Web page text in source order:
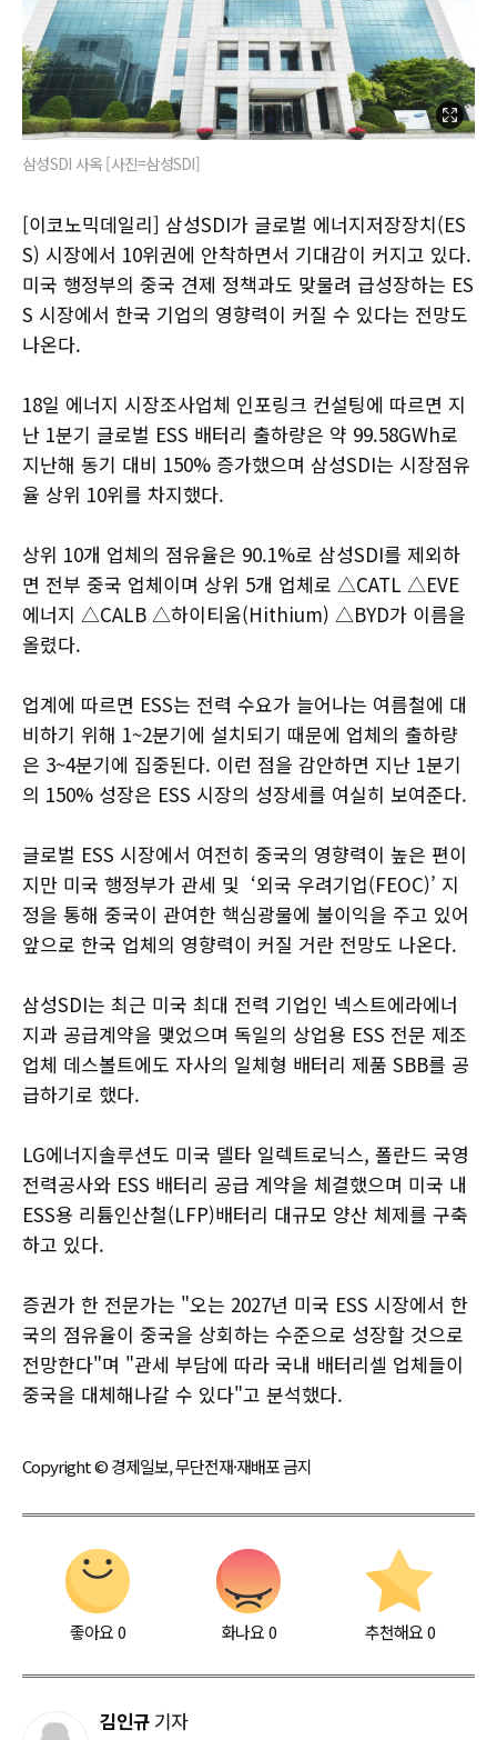
삼성SDI 사옥 [사진=삼성SDI]
[이코노믹데일리] 삼성SDI가 글로벌 에너지저장장치(ES
S) 시장에서 10위권에 안착하면서 기대감이 커지고 있다.
미국 행정부의 중국 견제 정책과도 맞물려 급성장하는 ES
S 시장에서 한국 기업의 영향력이 커질 수 있다는 전망도
나온다.
18일 에너지 시장조사업체 인포링크 컨설팅에 따르면 지
난 1분기 글로벌 ESS 배터리 출하량은 약 99.58GWh로
지난해 동기 대비 150% 증가했으며 삼성SDI는 시장점유
율 상위 10위를 차지했다.
상위 10개 업체의 점유율은 90.1%로 삼성SDI를 제외하
면 전부 중국 업체이며 상위 5개 업체로 △CATL △EVE
에너지 △CALB △하이티움(Hithium) △BYD가 이름을
올렸다.
업계에 따르면 ESS는 전력 수요가 늘어나는 여름철에 대
비하기 위해 1~2분기에 설치되기 때문에 업체의 출하량
은 3~4분기에 집중된다. 이런 점을 감안하면 지난 1분기
의 150% 성장은 ESS 시장의 성장세를 여실히 보여준다.
글로벌 ESS 시장에서 여전히 중국의 영향력이 높은 편이
지만 미국 행정부가 관세 및 ‘외국 우려기업(FEOC)’ 지
정을 통해 중국이 관여한 핵심광물에 불이익을 주고 있어
앞으로 한국 업체의 영향력이 커질 거란 전망도 나온다.
삼성SDI는 최근 미국 최대 전력 기업인 넥스트에라에너
지과 공급계약을 맺었으며 독일의 상업용 ESS 전문 제조
업체 데스볼트에도 자사의 일체형 배터리 제품 SBB를 공
급하기로 했다.
LG에너지솔루션도 미국 델타 일렉트로닉스, 폴란드 국영
전력공사와 ESS 배터리 공급 계약을 체결했으며 미국 내
ESS용 리튬인산철(LFP)배터리 대규모 양산 체제를 구축
하고 있다.
증권가 한 전문가는 "오는 2027년 미국 ESS 시장에서 한
국의 점유율이 중국을 상회하는 수준으로 성장할 것으로
전망한다"며 "관세 부담에 따라 국내 배터리셀 업체들이
중국을 대체해나갈 수 있다"고 분석했다.
Copyright © 경제일보, 무단전재·재배포 금지
좋아요0 화나요0 추천해요 0
김인규 기자